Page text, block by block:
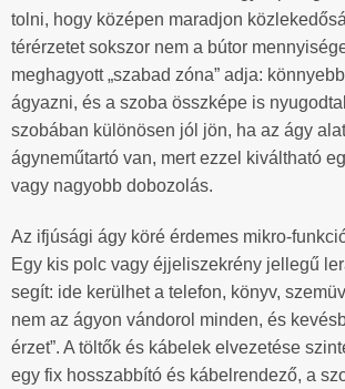
tolni, hogy középen maradjon
térérzetet sokszor nem a bútor
meghagyott „szabad zóna” adja:
ágyazni, és a szoba összképe is
szobában különösen jól jön, ha az ágy
ágyneműtartó van, mert ezzel kiváltható
vagy nagyobb dobozolás.
Az ifjúsági ágy köré érdemes mikro-
Egy kis polc vagy éjjeliszekrény jellegű
segít: ide kerülhet a telefon, könyv,
nem az ágyon vándorol minden, és
érzet”. A töltők és kábelek elvezetése
egy fix hosszabbító és kábelrendező, a